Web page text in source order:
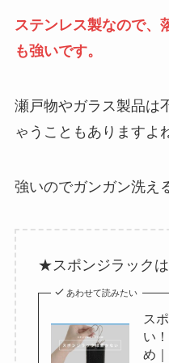
ステンレス製なので、
も強いです。
瀬戸物やガラス製品は
ゃうこともありますよ
強いのでガンガン洗え
★スポンジラック
あわせて読みたい
ス
い
め